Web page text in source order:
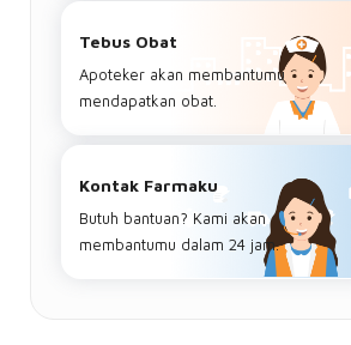
Tebus Obat
Apoteker akan membantumu
mendapatkan obat.
Kontak Farmaku
Butuh bantuan? Kami akan
membantumu dalam 24 jam.